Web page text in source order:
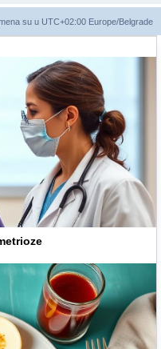
su u UTC+02:00 Europe/Belgrade